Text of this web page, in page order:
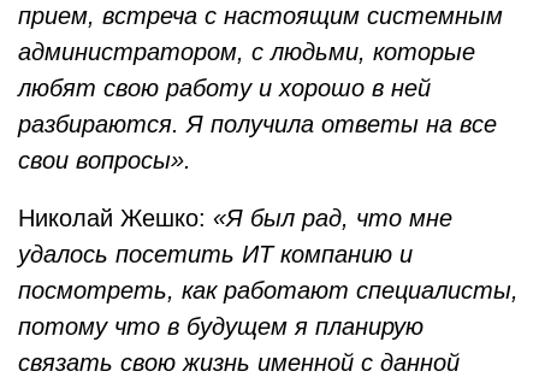
прием, встреча с настоящим системным
администратором, с людьми, которые
любят свою работу и хорошо в ней
разбираются. Я получила ответы на все
свои вопросы».
Николай Жешко: «Я был рад, что мне
удалось посетить ИT компанию и
посмотреть, как работают специалисты,
потому что в будущем я планирую
связать свою жизнь именной с данной